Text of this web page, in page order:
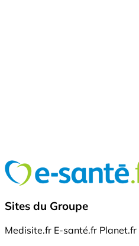
Sites du Groupe
Medisite.fr E-santé.fr Planet.fr